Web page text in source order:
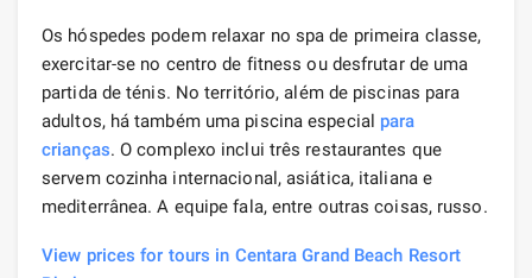
Os hóspedes podem relaxar no spa de primeira classe,
exercitar-se no centro de fitness ou desfrutar de uma
partida de ténis. No território, além de piscinas para
adultos, há também uma piscina especial para
crianças. O complexo inclui três restaurantes que
servem cozinha internacional, asiática, italiana e
mediterrânea. A equipe fala, entre outras coisas, russo.
View prices for tours in Centara Grand Beach Resort